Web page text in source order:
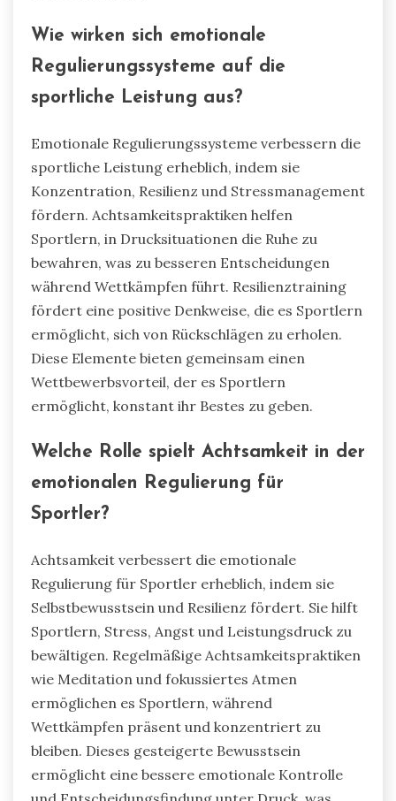
Wie wirken sich emotionale
Regulierungssysteme auf die
sportliche Leistung aus?
Emotionale Regulierungssysteme verbessern die
sportliche Leistung erheblich, indem sie
Konzentration, Resilienz und Stressmanagement
fördern. Achtsamkeitspraktiken helfen
Sportlern, in Drucksituationen die Ruhe zu
bewahren, was zu besseren Entscheidungen
während Wettkämpfen führt. Resilienztraining
fördert eine positive Denkweise, die es Sportlern
ermöglicht, sich von Rückschlägen zu erholen.
Diese Elemente bieten gemeinsam einen
Wettbewerbsvorteil, der es Sportlern
ermöglicht, konstant ihr Bestes zu geben.
Welche Rolle spielt Achtsamkeit in der
emotionalen Regulierung für
Sportler?
Achtsamkeit verbessert die emotionale
Regulierung für Sportler erheblich, indem sie
Selbstbewusstsein und Resilienz fördert. Sie hilft
Sportlern, Stress, Angst und Leistungsdruck zu
bewältigen. Regelmäßige Achtsamkeitspraktiken
wie Meditation und fokussiertes Atmen
ermöglichen es Sportlern, während
Wettkämpfen präsent und konzentriert zu
bleiben. Dieses gesteigerte Bewusstsein
ermöglicht eine bessere emotionale Kontrolle